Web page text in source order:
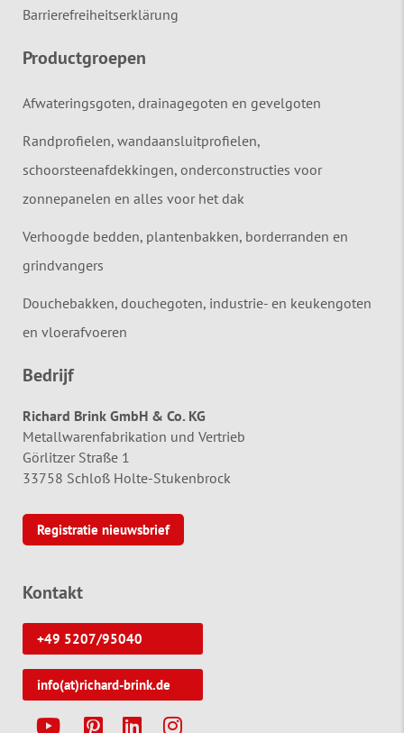
Barrierefreiheitserklärung
Productgroepen
Afwateringsgoten, drainagegoten en gevelgoten
Randprofielen, wandaansluitprofielen,
schoorsteenafdekkingen, onderconstructies voor
zonnepanelen en alles voor het dak
Verhoogde bedden, plantenbakken, borderranden en
grindvangers
Douchebakken, douchegoten, industrie- en keukengoten
en vloerafvoeren
Bedrijf
Richard Brink GmbH & Co. KG
Metallwarenfabrikation und Vertrieb
Görlitzer Straße 1
33758 Schloß Holte-Stukenbrock
Registratie nieuwsbrief
Kontakt
+49 5207/95040
info(at)richard-brink.de